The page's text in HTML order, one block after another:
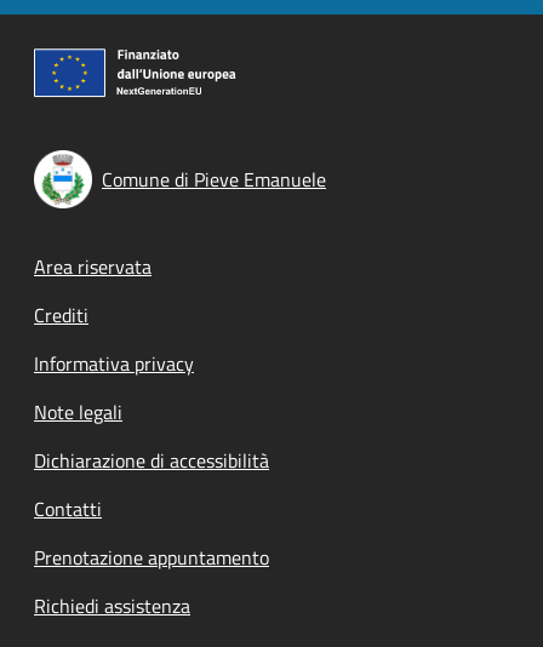
Comune di Pieve Emanuele
Footer menu
Area riservata
Crediti
Informativa privacy
Note legali
Dichiarazione di accessibilità
Contatti
Prenotazione appuntamento
Richiedi assistenza